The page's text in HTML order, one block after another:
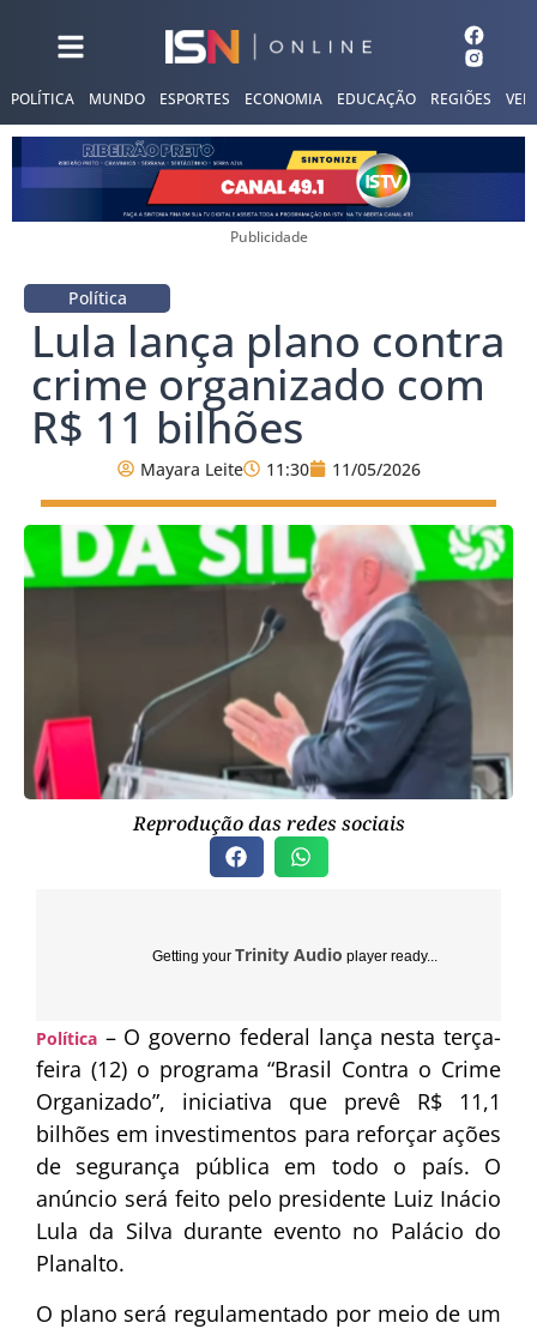
POLÍTICA MUNDO ESPORTES ECONOMIA EDUCAÇÃO REGIÕES
Publicidade
Política
Lula lança plano contra
crime organizado com
R$ 11 bilhões
Mayara Leite 11:30 11/05/2026
Reprodução das redes sociais
Getting your Trinity Audio player ready...
Política – O governo federal lança nesta terça-
feira (12) o programa “Brasil Contra o Crime
Organizado”, iniciativa que prevê R$ 11,1
bilhões em investimentos para reforçar ações
de segurança pública em todo o país. O
anúncio será feito pelo presidente Luiz Inácio
Lula da Silva durante evento no Palácio do
Planalto.
O plano será regulamentado por meio de um